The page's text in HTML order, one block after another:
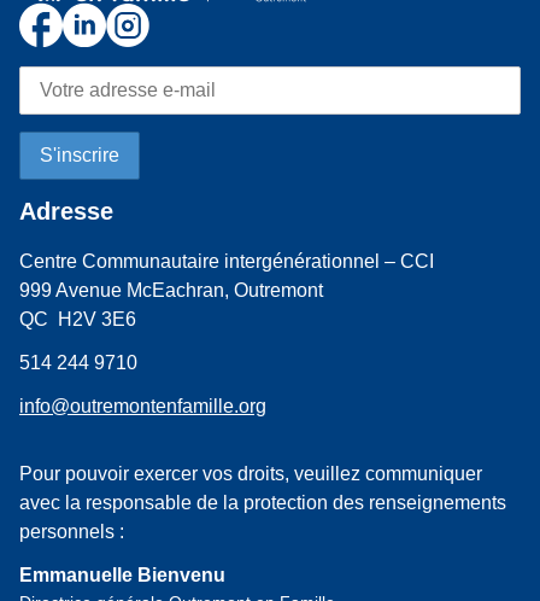
Adresse
Centre Communautaire intergénérationnel – CCI
999 Avenue McEachran, Outremont
QC H2V 3E6
514 244 9710
info@outremontenfamille.org
Pour pouvoir exercer vos droits, veuillez communiquer
avec la responsable de la protection des renseignements
personnels :
Emmanuelle Bienvenu